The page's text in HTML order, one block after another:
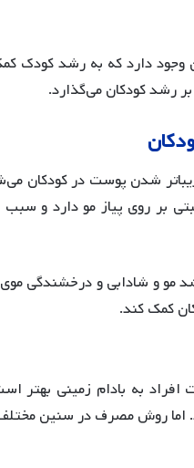
وجود دارد که به رشد کودک
بر رشد کودکان می‌گذارد.
شدن پوست در کودکان
بر روی پیاز مو دارد و
مو و شادابی و درخشندگی
کمک کند.
به بادام زمینی بهتر
اما روش مصرف در سنین